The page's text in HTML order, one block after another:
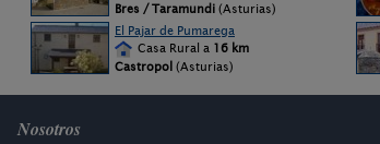
Bres / Taramundi (Asturias)
El Pajar de Pumarega
Casa Rural a 16 km
Castropol (Asturias)
Nosotros